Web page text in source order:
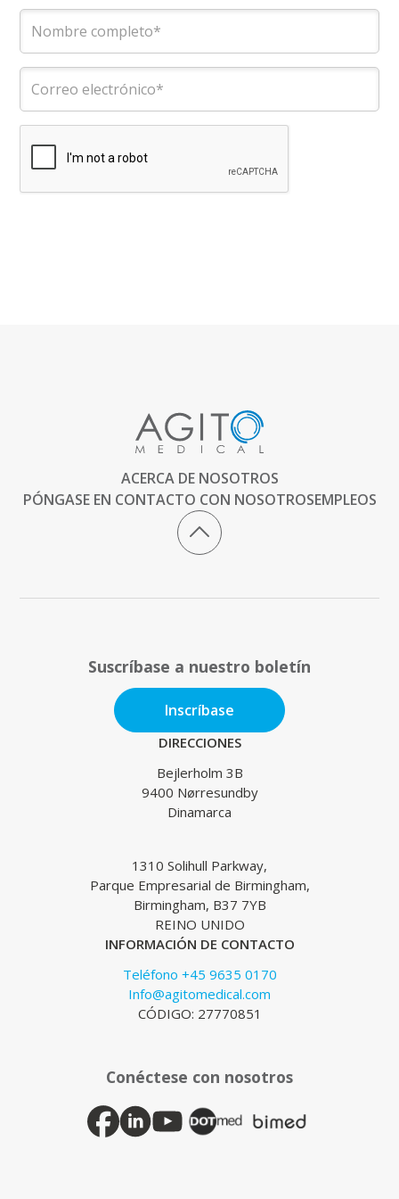
ACERCA DE NOSOTROS
PÓNGASE EN CONTACTO CON NOSOTROSEMPLEOS
Suscríbase a nuestro boletín
Inscríbase
DIRECCIONES
Bejlerholm 3B
9400 Nørresundby
Dinamarca
1310 Solihull Parkway,
Parque Empresarial de Birmingham,
Birmingham, B37 7YB
REINO UNIDO
INFORMACIÓN DE CONTACTO
Teléfono +45 9635 0170
Info@agitomedical.com
CÓDIGO: 27770851
Conéctese con nosotros